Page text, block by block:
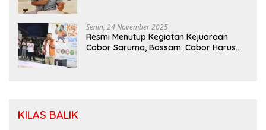
Senin, 24 November 2025
Resmi Menutup Kegiatan Kejuaraan
Cabor Saruma, Bassam: Cabor Harus
KILAS BALIK